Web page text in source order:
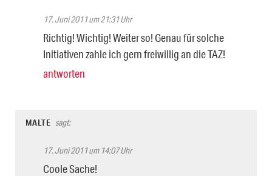
17. Juni 2011 um 21:31 Uhr
Richtig! Wichtig! Weiter so! Genau für solche
Initiativen zahle ich gern freiwillig an die TAZ!
antworten
MALTE sagt:
17. Juni 2011 um 14:07 Uhr
Coole Sache!